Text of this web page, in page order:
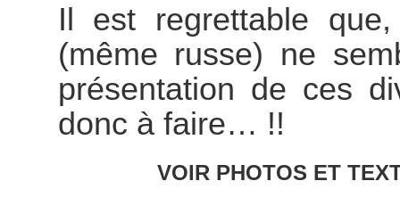
Il est regrettable
(même russe) ne
présentation de ces
donc à faire… !!
VOIR PHOTOS ET